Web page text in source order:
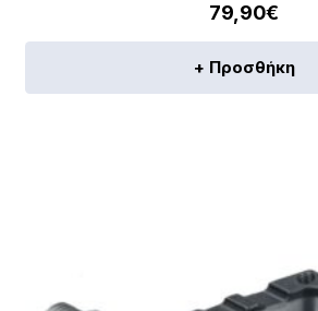
79,90€
+ Προσθήκη